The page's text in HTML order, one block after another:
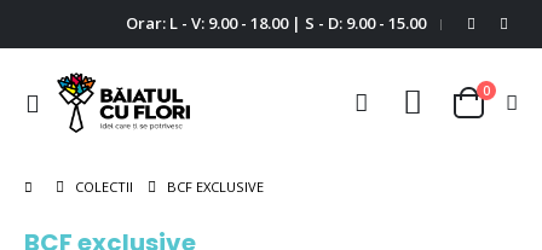
Orar: L - V: 9.00 - 18.00 | S - D: 9.00 - 15.00 |
Comutare
Cart
0
COLECTII BCF EXCLUSIVE
BCF exclusive